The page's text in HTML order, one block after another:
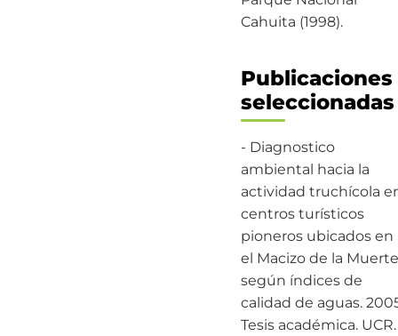
Cahuita (1998).
Publicaciones
seleccionadas
- Diagnostico
ambiental hacia la
actividad truchícola
centros turísticos
pioneros ubicados en
el Macizo de la Muerte
según índices de
calidad de aguas.
Tesis académica. UCR.